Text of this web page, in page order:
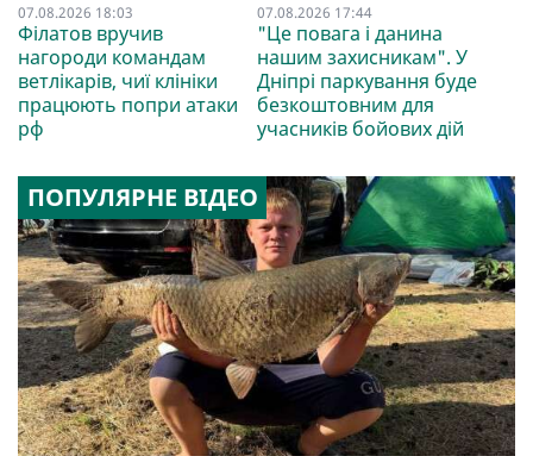
07.08.2026 18:03
Філатов вручив
нагороди командам
ветлікарів, чиї клініки
працюють попри атаки
рф
07.08.2026 17:44
"Це повага і данина
нашим захисникам". У
Дніпрі паркування буде
безкоштовним для
учасників бойових дій
ПОПУЛЯРНЕ ВІДЕО